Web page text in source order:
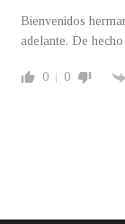
Bienvenidos
adelante. De
0 0